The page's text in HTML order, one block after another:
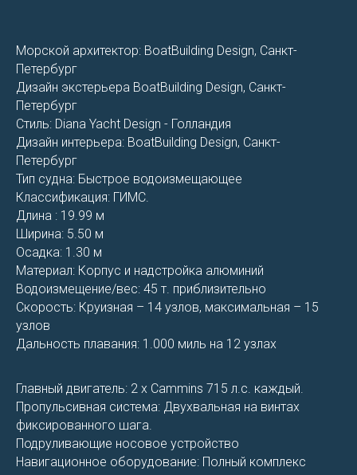
Морской архитектор: BoatBuilding Design, Санкт-
Петербург
Дизайн экстерьера BoatBuilding Design, Санкт-
Петербург
Cтиль: Diana Yacht Design - Голландия
Дизайн интерьера: BoatBuilding Design, Санкт-
Петербург
Тип судна: Быстрое водоизмещающее
Классификация: ГИМС.
Длина : 19.99 м
Ширина: 5.50 м
Осадка: 1.30 м
Материал: Корпус и надстройка алюминий
Водоизмещение/вес: 45 т. приблизительно
Скорость: Круизная – 14 узлов, максимальная – 15
узлов
Дальность плавания: 1.000 миль на 12 узлах
Главный двигатель: 2 x Cammins 715 л.с. каждый.
Пропульсивная система: Двухвальная на винтах
фиксированного шага.
Подруливающие носовое устройство
Навигационное оборудование: Полный комплекс